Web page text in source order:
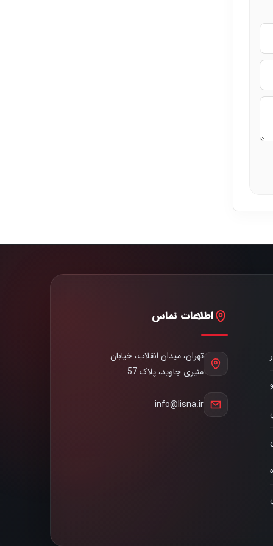
اطلاعات تماس
تهران، میدان انقلاب، خیابان
منیری جاوید، پلاک 57
info@lisna.ir